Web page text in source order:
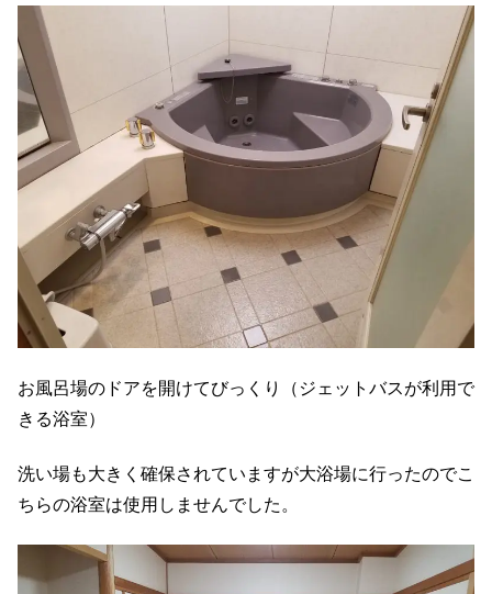
お風呂場のドアを開けてびっくり（ジェットバスが利用で
きる浴室）
洗い場も大きく確保されていますが大浴場に行ったのでこ
ちらの浴室は使用しませんでした。